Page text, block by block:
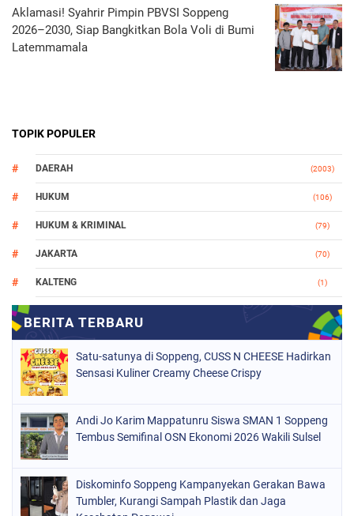
Aklamasi! Syahrir Pimpin PBVSI Soppeng
2026–2030, Siap Bangkitkan Bola Voli di Bumi
Latemmamala
TOPIK POPULER
DAERAH (2003)
HUKUM (106)
HUKUM & KRIMINAL (79)
JAKARTA (70)
KALTENG (1)
(78)
NASIONAL (748)
ORGANISASI
PERISTIWA
POLITIK (157)
POLRI
SOPPENG (1147)
SULSEL
Satu-satunya di Soppeng, CUSS N CHEESE Hadirkan
Sensasi Kuliner Creamy Cheese Crispy
Andi Jo Karim Mappatunru Siswa SMAN 1 Soppeng
Tembus Semifinal OSN Ekonomi 2026 Wakili Sulsel
Diskominfo Soppeng Kampanyekan Gerakan Bawa
Tumbler, Kurangi Sampah Plastik dan Jaga